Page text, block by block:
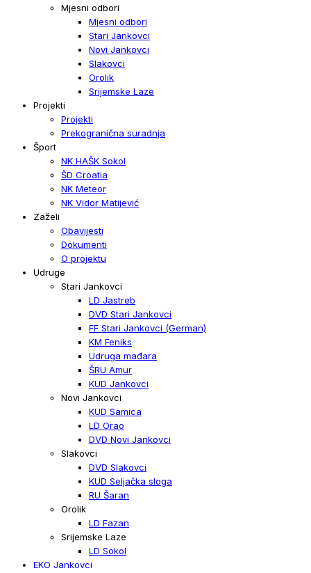
Mjesni odbori
Mjesni odbori
Stari Jankovci
Novi Jankovci
Slakovci
Orolik
Srijemske Laze
Projekti
Projekti
Prekogranična suradnja
Šport
NK HAŠK Sokol
ŠD Croatia
NK Meteor
NK Vidor Matijević
Zaželi
Obavijesti
Dokumenti
O projektu
Udruge
Stari Jankovci
LD Jastreb
DVD Stari Jankovci
FF Stari Jankovci (German)
KM Feniks
Udruga mađara
ŠRU Amur
KUD Jankovci
Novi Jankovci
KUD Samica
LD Orao
DVD Novi Jankovci
Slakovci
DVD Slakovci
KUD Seljačka sloga
RU Šaran
Orolik
LD Fazan
Srijemske Laze
LD Sokol
EKO Jankovci